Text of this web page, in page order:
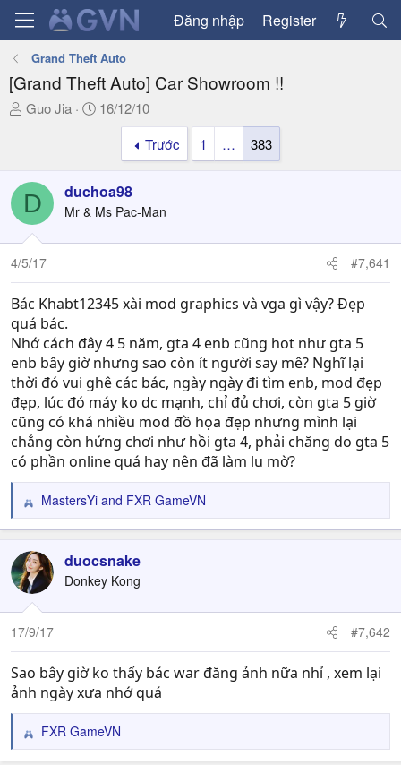
Đăng nhập Register
Grand Theft Auto
[Grand Theft Auto] Car Showroom !!
T
a
d
s
t
a
t
e
r
Guo Jia
N
ử
i
16/12/10
Trước
1 … 383
D duchoa98
Mr & Ms Pac-Man
4/5/17 #7,641
Bác Khabt12345 xài mod graphics và vga gì vậy? Đẹp
quá bác.
Nhớ cách đây 4 5 năm, gta 4 enb cũng hot như gta 5
enb bây giờ nhưng sao còn ít người say mê? Nghĩ lại
thời đó vui ghê các bác, ngày ngày đi tìm enb, mod đẹp
đẹp, lúc đó máy ko dc mạnh, chỉ đủ chơi, còn gta 5 giờ
cũng có khá nhiều mod đồ họa đẹp nhưng mình lại
chẳng còn hứng chơi như hồi gta 4, phải chăng do gta 5
có phần online quá hay nên đã làm lu mờ?
R
e
c
t
i
o
n
MastersYi and FXR GameVN
duocsnake
Donkey Kong
17/9/17 #7,642
Sao bây giờ ko thấy bác war đăng ảnh nữa nhỉ , xem lại
ảnh ngày xưa nhớ quá
R
e
FXR GameVN